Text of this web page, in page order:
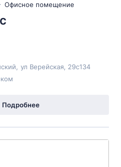
Офисное помещение
ул Верейская , 29с134
Подробнее